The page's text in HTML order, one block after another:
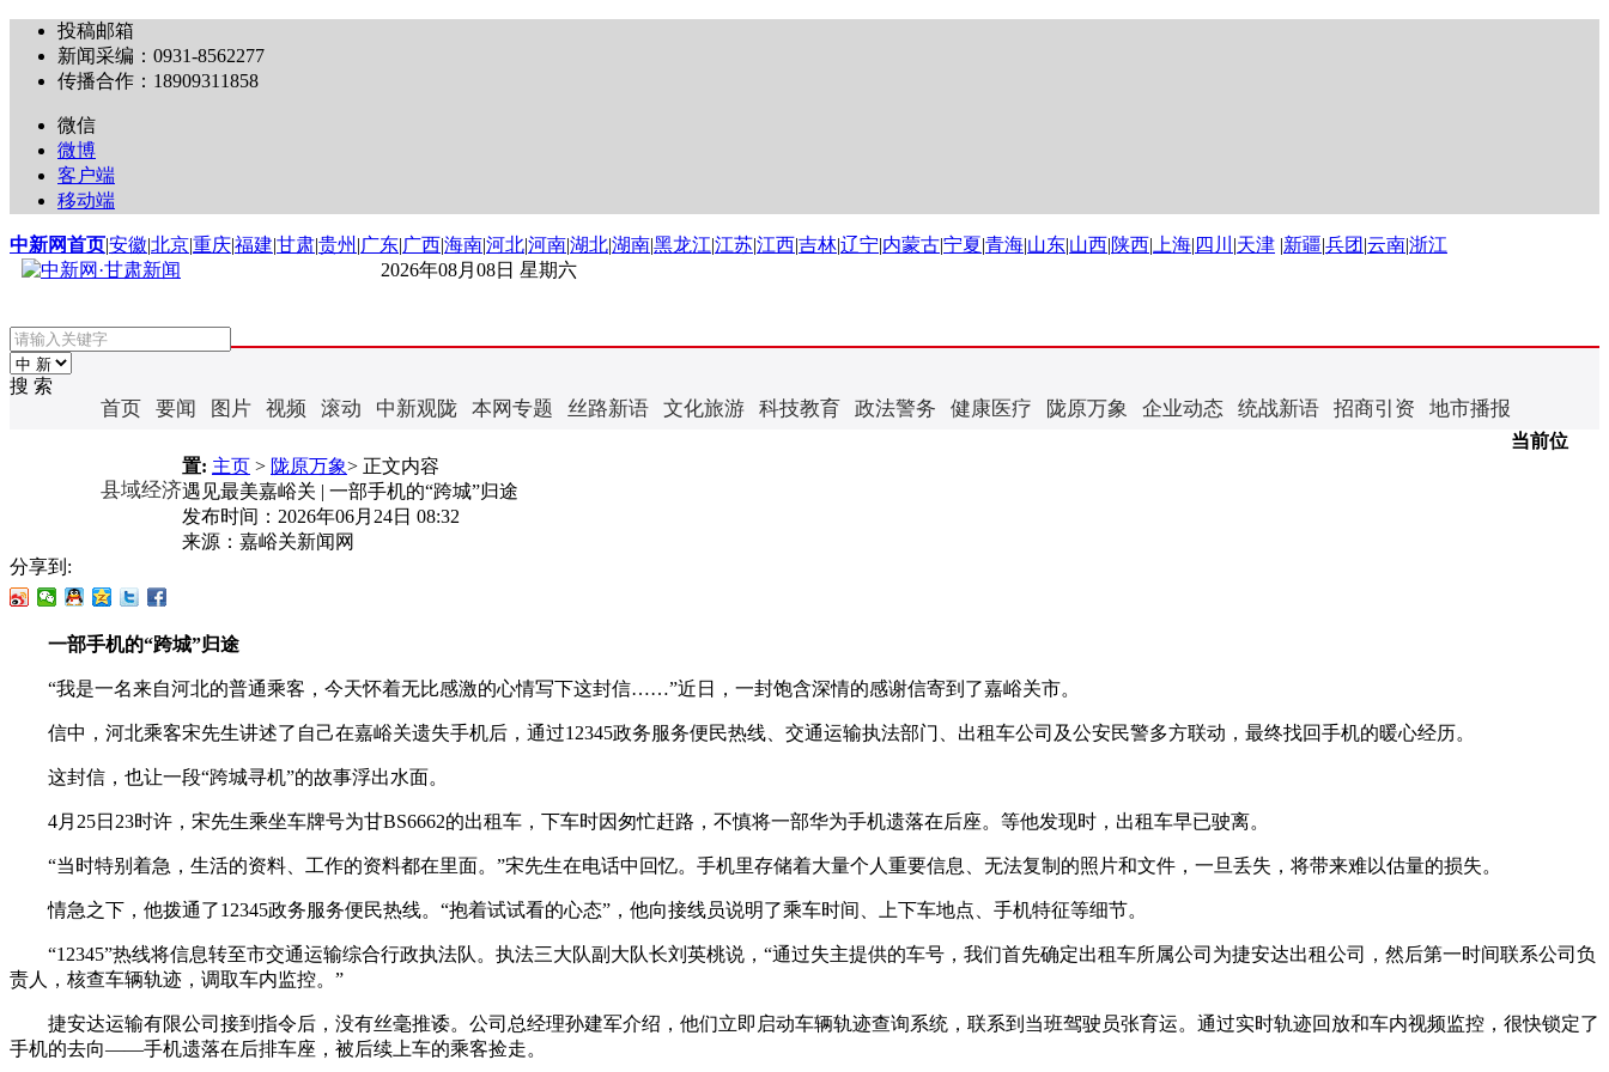
投稿邮箱
新闻采编：0931-8562277
传播合作：18909311858
微信
微博
客户端
移动端
中新网首页|安徽|北京|重庆|福建|甘肃|贵州 |广东|广西|海南|河北|河南|湖北|湖南|黑龙江|江苏|江西|吉林|辽宁|内蒙古|宁夏|青海|山东|山西|陕西| 上海| 四川 |天津 |新疆|兵团 |云南|浙江
2026年08月08日 星期六
搜 索
首页 要闻 图片 视频 滚动 中新观陇 本网专题 丝路新语 文化旅游 科技教育 政法警务 健康医疗 陇原万象 企业动态 统战新语 招商引资 地市播报
县域经济
当前位
置: 主页 > 陇原万象> 正文内容
遇见最美嘉峪关 | 一部手机的“跨城”归途
发布时间： 2026年06月24日 08:32
来源： 嘉峪关新闻网
分享到:
一部手机的“跨城”归途
“我是一名来自河北的普通乘客，今天怀着无比感激的心情写下这封信……”近日，一封饱含深情的感谢信寄到了嘉峪关市。
信中，河北乘客宋先生讲述了自己在嘉峪关遗失手机后，通过12345政务服务便民热线、交通运输执法部门、出租车公司及公安民警多方联动，最终找回手机的暖心经历。
这封信，也让一段“跨城寻机”的故事浮出水面。
4月25日23时许，宋先生乘坐车牌号为甘BS6662的出租车，下车时因匆忙赶路，不慎将一部华为手机遗落在后座。等他发现时，出租车早已驶离。
“当时特别着急，生活的资料、工作的资料都在里面。”宋先生在电话中回忆。手机里存储着大量个人重要信息、无法复制的照片和文件，一旦丢失，将带来难以估量的损失。
情急之下，他拨通了12345政务服务便民热线。“抱着试试看的心态”，他向接线员说明了乘车时间、上下车地点、手机特征等细节。
“12345”热线将信息转至市交通运输综合行政执法队。执法三大队副大队长刘英桃说，“通过失主提供的车号，我们首先确定出租车所属公司为捷安达出租公司，然后第一时间联系公司负
责人，核查车辆轨迹，调取车内监控。”
捷安达运输有限公司接到指令后，没有丝毫推诿。公司总经理孙建军介绍，他们立即启动车辆轨迹查询系统，联系到当班驾驶员张育运。通过实时轨迹回放和车内视频监控，很快锁定了
手机的去向——手机遗落在后排车座，被后续上车的乘客捡走。